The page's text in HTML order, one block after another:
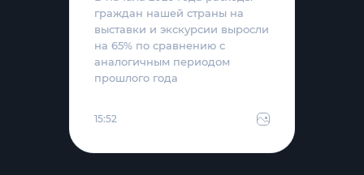
граждан нашей страны на
выставки и экскурсии выросли
на 65% по сравнению с
аналогичным периодом
прошлого года
15:52